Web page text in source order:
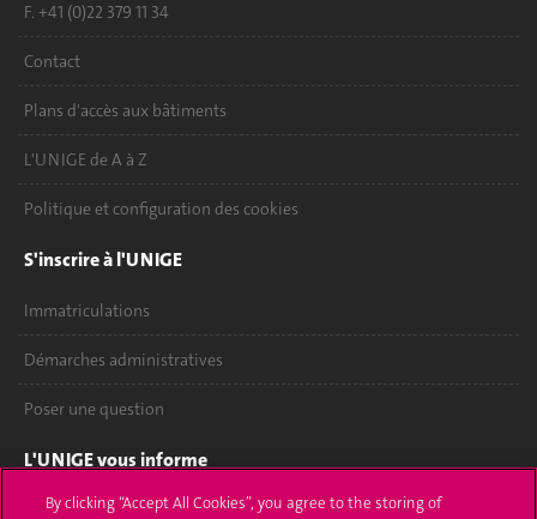
F. +41 (0)22 379 11 34
Contact
Plans d'accès aux bâtiments
L'UNIGE de A à Z
Politique et configuration des cookies
S'inscrire à l'UNIGE
Immatriculations
Démarches administratives
Poser une question
L'UNIGE vous informe
UNIGE Mobile
By clicking “Accept All Cookies”, you agree to the storing of